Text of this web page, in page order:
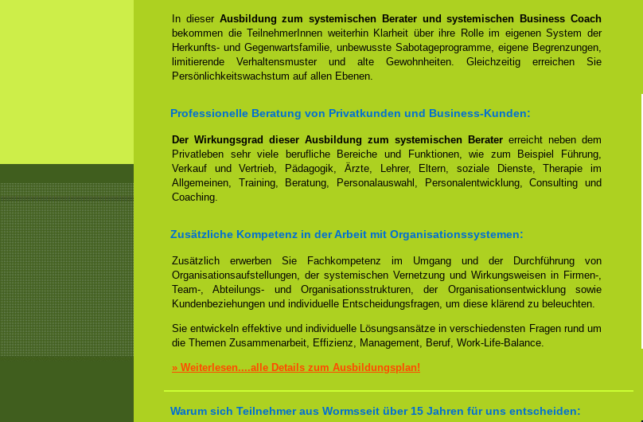
In dieser Ausbildung zum systemischen Berater und systemischen Business Coach
bekommen die TeilnehmerInnen weiterhin Klarheit über ihre Rolle im eigenen System der
Herkunfts- und Gegenwartsfamilie, unbewusste Sabotageprogramme, eigene Begrenzungen,
limitierende Verhaltensmuster und alte Gewohnheiten. Gleichzeitig erreichen Sie
Persönlichkeitswachstum auf allen Ebenen.
Professionelle Beratung von Privatkunden und Business-Kunden:
Der Wirkungsgrad dieser Ausbildung zum systemischen Berater erreicht neben dem
Privatleben sehr viele berufliche Bereiche und Funktionen, wie zum Beispiel Führung,
Verkauf und Vertrieb, Pädagogik, Ärzte, Lehrer, Eltern, soziale Dienste, Therapie im
Allgemeinen, Training, Beratung, Personalauswahl, Personalentwicklung, Consulting und
Coaching.
Zusätzliche Kompetenz in der Arbeit mit Organisationssystemen:
Zusätzlich erwerben Sie Fachkompetenz im Umgang und der Durchführung von
Organisationsaufstellungen, der systemischen Vernetzung und Wirkungsweisen in Firmen-,
Team-, Abteilungs- und Organisationsstrukturen, der Organisationsentwicklung sowie
Kundenbeziehungen und individuelle Entscheidungsfragen, um diese klärend zu beleuchten.
Sie entwickeln effektive und individuelle Lösungsansätze in verschiedensten Fragen rund um
die Themen Zusammenarbeit, Effizienz, Management, Beruf, Work-Life-Balance.
» Weiterlesen....alle Details zum Ausbildungsplan!
Warum sich Teilnehmer aus Wormsseit über 15 Jahren für uns entscheiden: